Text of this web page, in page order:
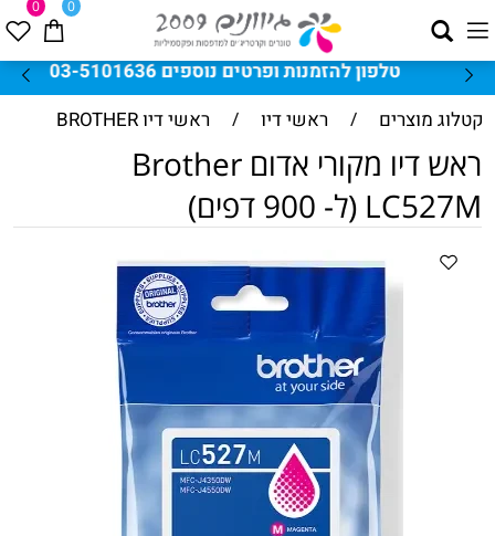
טלפון להזמנות ופרטים נוספים 03-5101636
0 0
קטלוג מוצרים / ראשי דיו / ראשי דיו BROTHER
ראש דיו מקורי אדום Brother
LC527M (ל- 900 דפים)